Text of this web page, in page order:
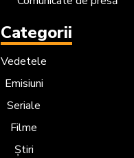
Categorii
Vedetele
Emisiuni
Seriale
Filme
Știri